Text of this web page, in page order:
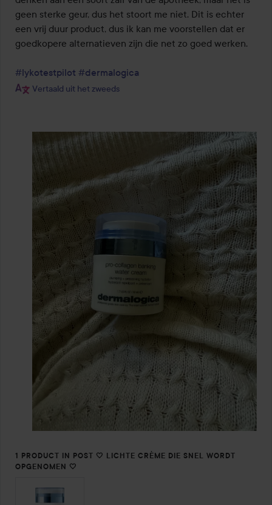
geen sterke geur, dus het stoort me niet. Dit is echter
een vrij duur product, dus ik kan me voorstellen dat er
goedkopere alternatieven zijn die net zo goed werken.
#lykotestpilot #dermalogica
Vertaald uit het zweeds
1 PRODUCT IN POST 🤍 LICHTE CRÈME DIE SNEL WORDT
OPGENOMEN 🤍